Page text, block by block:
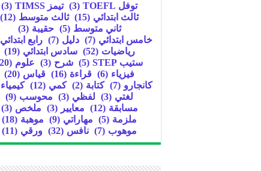
توفل TOEFL
(3) تيمز TIMSS
(3)
ثالث ابتدائي (15) ثالث متوسط (12)
ثاني متوسط (5) حقيبة (3)
خامس ابتدائي (7) دليل (7) رابع ابتدائي
رياضيات (52) سادس ابتدائي (19)
ستيب STEP
(5) شرح (3) علوم (20)
فيزياء (6) قراءة (16) قياس (20)
كانجارو (7) كتابة (2) كمي (12) كيمياء
لغتي (3) لفظي (3) محوسب (9)
مسابقة (12) معايير (3) ملخص (3)
ملزمة (5) مهاراتي (9) موهبة (18)
موهوب (7) نافس (32) ورقي (11)